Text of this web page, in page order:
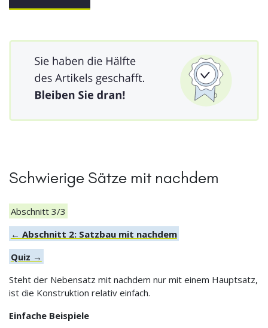
Schwierige Sätze mit nachdem
Abschnitt 3/3
← Abschnitt 2: Satzbau mit nachdem
Quiz →
Steht der Nebensatz mit nachdem nur mit einem Hauptsatz,
ist die Konstruktion relativ einfach.
Einfache Beispiele